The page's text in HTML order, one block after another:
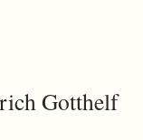
Gotthelf